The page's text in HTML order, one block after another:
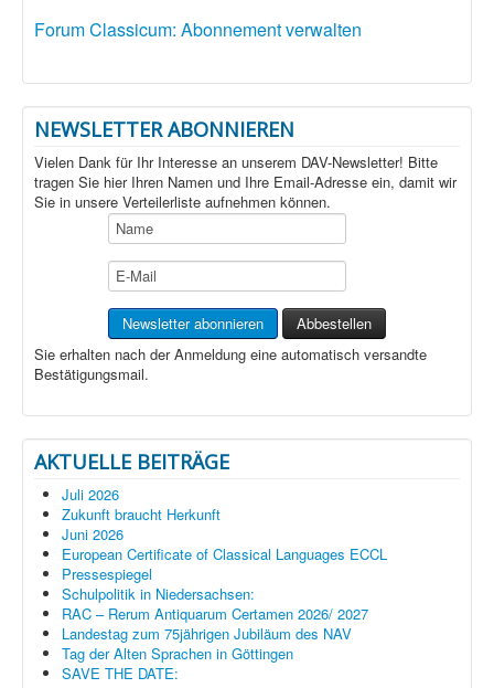
Forum Classicum: Abonnement verwalten
NEWSLETTER ABONNIEREN
Vielen Dank für Ihr Interesse an unserem DAV-Newsletter! Bitte
tragen Sie hier Ihren Namen und Ihre Email-Adresse ein, damit wir
Sie in unsere Verteilerliste aufnehmen können.
Sie erhalten nach der Anmeldung eine automatisch versandte
Bestätigungsmail.
AKTUELLE BEITRÄGE
Juli 2026
Zukunft braucht Herkunft
Juni 2026
European Certificate of Classical Languages ECCL
Pressespiegel
Schulpolitik in Niedersachsen:
RAC – Rerum Antiquarum Certamen 2026/ 2027
Landestag zum 75jährigen Jubiläum des NAV
Tag der Alten Sprachen in Göttingen
SAVE THE DATE: